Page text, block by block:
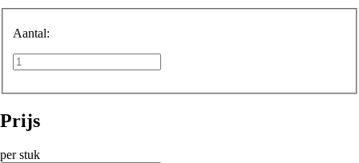
Aantal:
Prijs
per stuk